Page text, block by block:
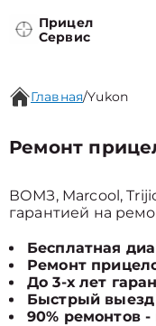
Прицел
Сервис
Главная/Yukon
Ремонт
ВОМЗ, Marcool,
гарантией на
Бесплатная
Ремонт
До 3-х лет
Быстрый выезд
90% ремонтов